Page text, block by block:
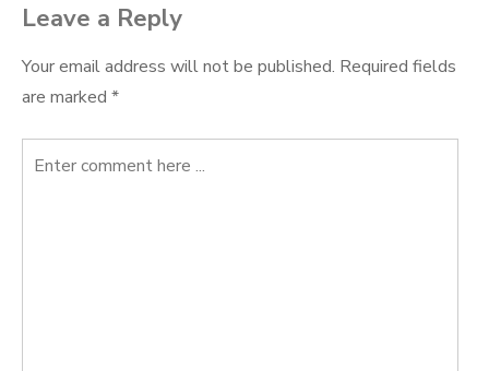
Leave a Reply
Your email address will not be published. Required fields
are marked *